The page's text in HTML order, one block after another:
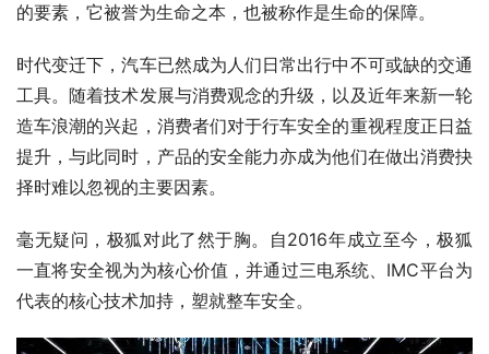
的要素，它被誉为生命之本，也被称作是生命的保障。
时代变迁下，汽车已然成为人们日常出行中不可或缺的交通
工具。随着技术发展与消费观念的升级，以及近年来新一轮
造车浪潮的兴起，消费者们对于行车安全的重视程度正日益
提升，与此同时，产品的安全能力亦成为他们在做出消费抉
择时难以忽视的主要因素。
毫无疑问，极狐对此了然于胸。自2016年成立至今，极狐
一直将安全视为为核心价值，并通过三电系统、IMC平台为
代表的核心技术加持，塑就整车安全。